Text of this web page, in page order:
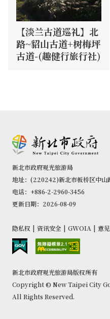
【淡兰古道巡礼】北
路~貂山古道+树梅坪
古道-(趣健行旅行社)
新北市政府观光旅游局
地址：(220242)新北市板桥区中山
电话：+886-2-2960-3456
更新日期：2026-08-09
隐私权 资讯安全 GWOIA 意
新北市政府观光旅游局版权所有
Copyright © New Taipei City
All Rights Reserved.